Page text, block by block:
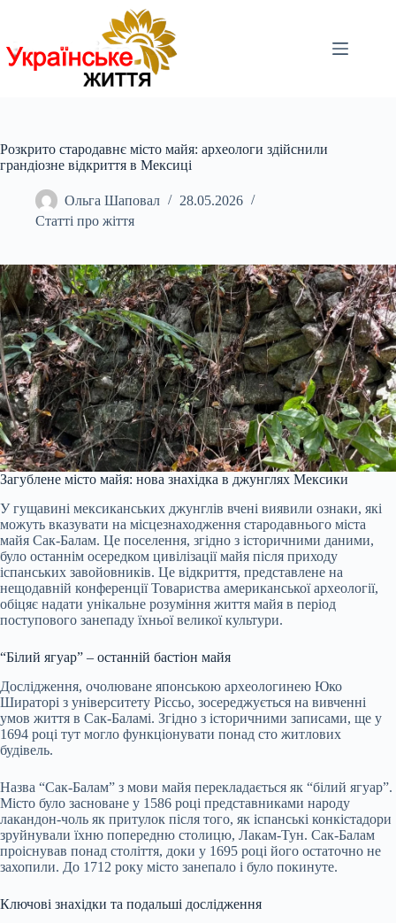
Розкрито стародавнє місто майя: археологи здійснили
грандіозне відкриття в Мексиці
Ольга Шаповал
28.05.2026
Статті про жіття
Загублене місто майя: нова знахідка в джунглях Мексики
У гущавині мексиканських джунглів вчені виявили ознаки, які
можуть вказувати на місцезнаходження стародавнього міста
майя Сак-Балам. Це поселення, згідно з історичними даними,
було останнім осередком цивілізації майя після приходу
іспанських завойовників. Це відкриття, представлене на
нещодавній конференції Товариства американської археології,
обіцяє надати унікальне розуміння життя майя в період
поступового занепаду їхньої великої культури.
“Білий ягуар” – останній бастіон майя
Дослідження, очолюване японською археологинею Юко
Шираторі з університету Ріссьо, зосереджується на вивченні
умов життя в Сак-Баламі. Згідно з історичними записами, ще у
1694 році тут могло функціонувати понад сто житлових
будівель.
Назва “Сак-Балам” з мови майя перекладається як “білий ягуар”.
Місто було засноване у 1586 році представниками народу
лакандон-чоль як притулок після того, як іспанські конкістадори
зруйнували їхню попередню столицю, Лакам-Тун. Сак-Балам
проіснував понад століття, доки у 1695 році його остаточно не
захопили. До 1712 року місто занепало і було покинуте.
Ключові знахідки та подальші дослідження